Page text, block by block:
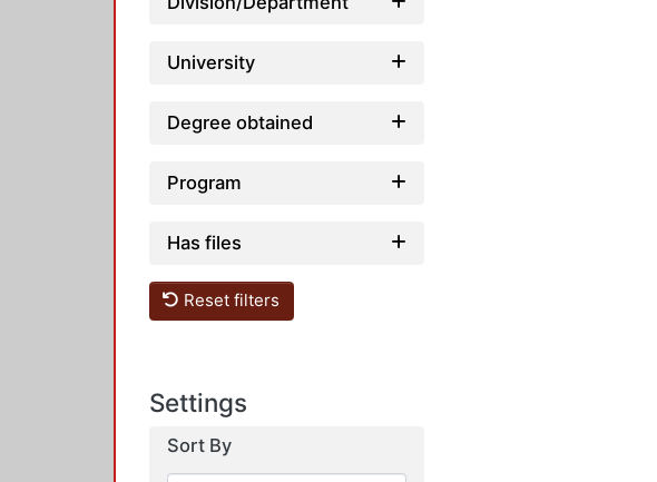
University
Degree obtained
Program
Has files
Reset filters
Settings
Sort By